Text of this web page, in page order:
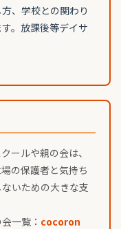
、学校との関わり
。放課後等デイサ
ールや親の会は、
の保護者と気持ち
いための大きな支
一覧： cocoron